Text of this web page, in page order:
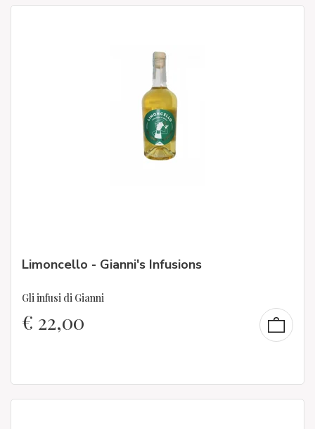
Limoncello - Gianni's Infusions
Gli infusi di Gianni
€ 22,00